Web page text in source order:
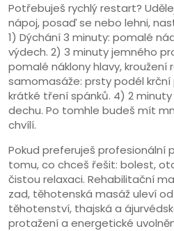
Potřebuješ rychlý restart?
nápoj, posaď se nebo lehni,
1) Dýchání 3 minuty: pomalé
výdech. 2) 3 minuty jemného
pomalé náklony hlavy, kroužení
samomasáže: prsty podél
krátké tření spánků. 4) 2
dechu. Po tomhle budeš mít
chvílí.
Pokud preferuješ profesionální
tomu, co chceš řešit: bolest,
čistou relaxaci. Rehabilitační
zad, těhotenská masáž uleví
těhotenství, thajská a
protažení a energetické